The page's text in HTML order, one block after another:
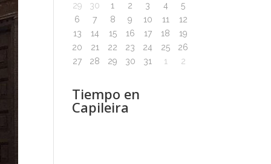
29 30 1 2 3 4
5
6
7 8 9 10 11
12
13
14 15 16 17 18
19
20
21 22 23 24 25
26
27
28 29 30 31 1 2
Tiempo en
Capileira